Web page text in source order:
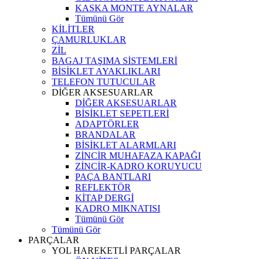
KASKA MONTE AYNALAR
Tümünü Gör
KİLİTLER
ÇAMURLUKLAR
ZİL
BAGAJ TAŞIMA SİSTEMLERİ
BİSİKLET AYAKLIKLARI
TELEFON TUTUCULAR
DİĞER AKSESUARLAR
DİĞER AKSESUARLAR
BİSİKLET SEPETLERİ
ADAPTÖRLER
BRANDALAR
BİSİKLET ALARMLARI
ZİNCİR MUHAFAZA KAPAĞI
ZİNCİR-KADRO KORUYUCU
PAÇA BANTLARI
REFLEKTÖR
KİTAP DERGİ
KADRO MIKNATISI
Tümünü Gör
Tümünü Gör
PARÇALAR
YOL HAREKETLİ PARÇALAR